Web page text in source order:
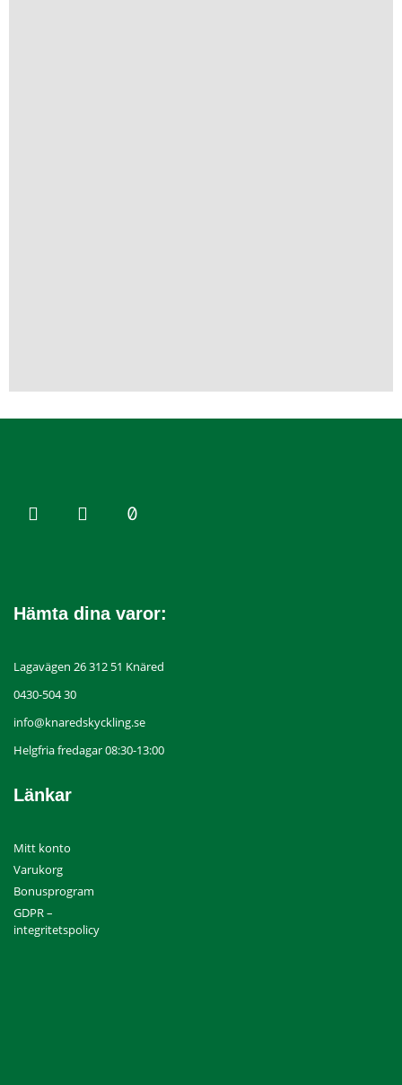
Hämta dina varor:
Lagavägen 26 312 51 Knäred
0430-504 30
info@knaredskyckling.se
Helgfria fredagar 08:30-13:00
Länkar
Mitt konto
Varukorg
Bonusprogram
GDPR –
integritetspolicy